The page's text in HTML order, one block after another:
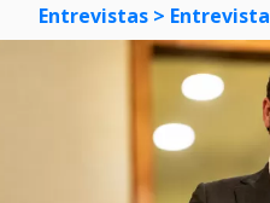
Entrevistas > Entrevista